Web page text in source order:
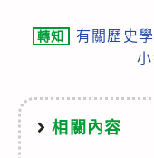
轉知
有關歷史
相關內容